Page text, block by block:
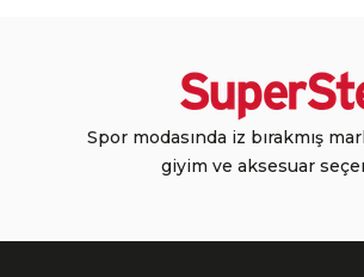
Spor modasında iz bırakmış
giyim ve aksesuar